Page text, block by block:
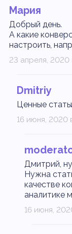
Мария
Добрый день.
А какие
настроить,
23 апреля, 2020
Dmitriy
Ценные
16 июня, 2020
Дмитрий,
Нужна
качестве
аналитике
16 июня,